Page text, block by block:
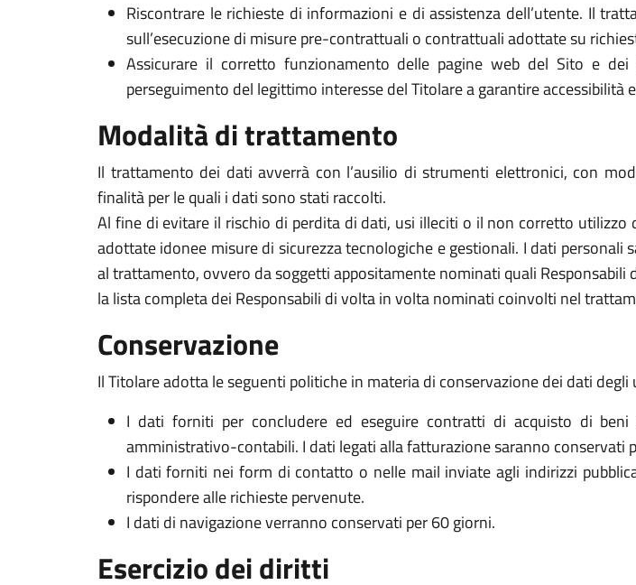
Riscontrare le richieste di informazioni e di assistenza dell’utente. Il
sull’esecuzione di misure pre-contrattuali o contrattuali adottate su
Assicurare il corretto funzionamento delle pagine web del Sito e
perseguimento del legittimo interesse del Titolare a garantire accessibilità
Modalità di trattamento
Il trattamento dei dati avverrà con l’ausilio di strumenti elettronici, con
finalità per le quali i dati sono stati raccolti.
Al fine di evitare il rischio di perdita di dati, usi illeciti o il non corretto utilizzo
adottate idonee misure di sicurezza tecnologiche e gestionali. I dati
al trattamento, ovvero da soggetti appositamente nominati quali
la lista completa dei Responsabili di volta in volta nominati coinvolti nel
Conservazione
Il Titolare adotta le seguenti politiche in materia di conservazione dei dati degli
I dati forniti per concludere ed eseguire contratti di acquisto di
amministrativo-contabili. I dati legati alla fatturazione saranno conservati
I dati forniti nei form di contatto o nelle mail inviate agli indirizzi
rispondere alle richieste pervenute.
I dati di navigazione verranno conservati per 60 giorni.
Esercizio dei diritti